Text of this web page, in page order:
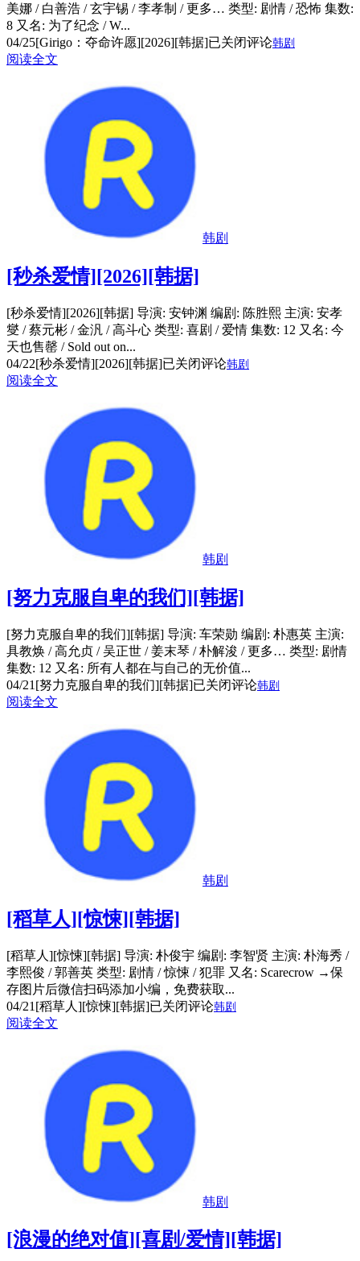
美娜 / 白善浩 / 玄宇锡 / 李孝制 / 更多… 类型: 剧情 / 恐怖 集数:
8 又名: 为了纪念 / W...
04/25[Girigo：夺命许愿][2026][韩据]已关闭评论韩剧
阅读全文
韩剧
[秒杀爱情][2026][韩据]
[秒杀爱情][2026][韩据] 导演: 安钟渊 编剧: 陈胜熙 主演: 安孝
燮 / 蔡元彬 / 金汎 / 高斗心 类型: 喜剧 / 爱情 集数: 12 又名: 今
天也售罄 / Sold out on...
04/22[秒杀爱情][2026][韩据]已关闭评论韩剧
阅读全文
韩剧
[努力克服自卑的我们][韩据]
[努力克服自卑的我们][韩据] 导演: 车荣勋 编剧: 朴惠英 主演:
具教焕 / 高允贞 / 吴正世 / 姜末琴 / 朴解浚 / 更多… 类型: 剧情
集数: 12 又名: 所有人都在与自己的无价值...
04/21 [努力克服自卑的我们][韩据]已关闭评论韩剧
阅读全文
韩剧
[稻草人][惊悚][韩据]
[稻草人][惊悚][韩据] 导演: 朴俊宇 编剧: 李智贤 主演: 朴海秀 /
李熙俊 / 郭善英 类型: 剧情 / 惊悚 / 犯罪 又名: Scarecrow →保
存图片后微信扫码添加小编，免费获取...
04/21 [稻草人][惊悚][韩据]已关闭评论韩剧
阅读全文
韩剧
[浪漫的绝对值][喜剧/爱情][韩据]